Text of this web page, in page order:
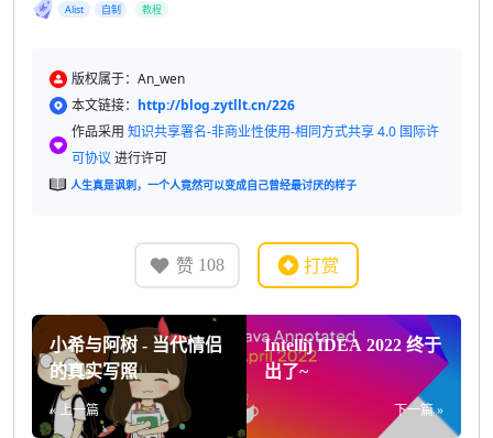
Alist 自制 教程
版权属于：An_wen
本文链接： http://blog.zytllt.cn/226
作品采用 知识共享署名-非商业性使用-相同方式共享 4.0 国际许
可协议 进行许可
人生真是讽刺，一个人竟然可以变成自己曾经最讨厌的样子
赞 108 打赏
小希与阿树 - 当代情侣
的真实写照
« 上一篇
Intellij IDEA 2022 终于
出了~
下一篇 »